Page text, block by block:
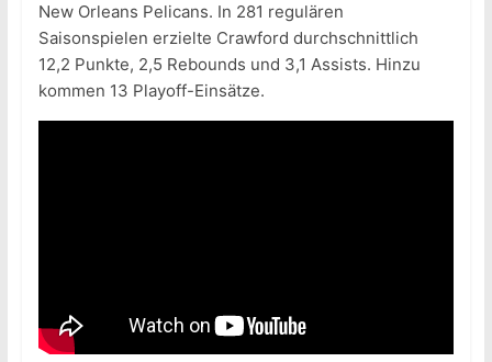
New Orleans Pelicans. In 281 regulären
Saisonspielen erzielte Crawford durchschnittlich
12,2 Punkte, 2,5 Rebounds und 3,1 Assists. Hinzu
kommen 13 Playoff-Einsätze.